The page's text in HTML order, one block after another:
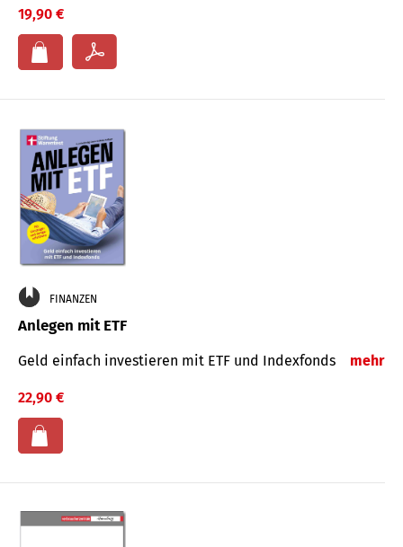
19,90 €
FINANZEN
Anlegen mit ETF
Geld einfach investieren mit ETF und Indexfonds mehr
22,90 €